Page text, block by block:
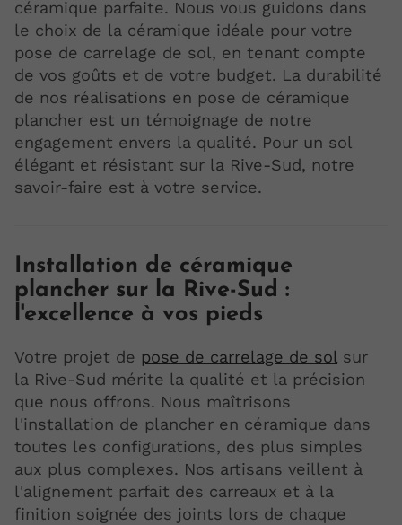
céramique parfaite. Nous vous guidons dans
le choix de la céramique idéale pour votre
pose de carrelage de sol, en tenant compte
de vos goûts et de votre budget. La durabilité
de nos réalisations en pose de céramique
plancher est un témoignage de notre
engagement envers la qualité. Pour un sol
élégant et résistant sur la Rive-Sud, notre
savoir-faire est à votre service.
Installation de céramique
plancher sur la Rive-Sud :
l'excellence à vos pieds
Votre projet de pose de carrelage de sol sur
la Rive-Sud mérite la qualité et la précision
que nous offrons. Nous maîtrisons
l'installation de plancher en céramique dans
toutes les configurations, des plus simples
aux plus complexes. Nos artisans veillent à
l'alignement parfait des carreaux et à la
finition soignée des joints lors de chaque